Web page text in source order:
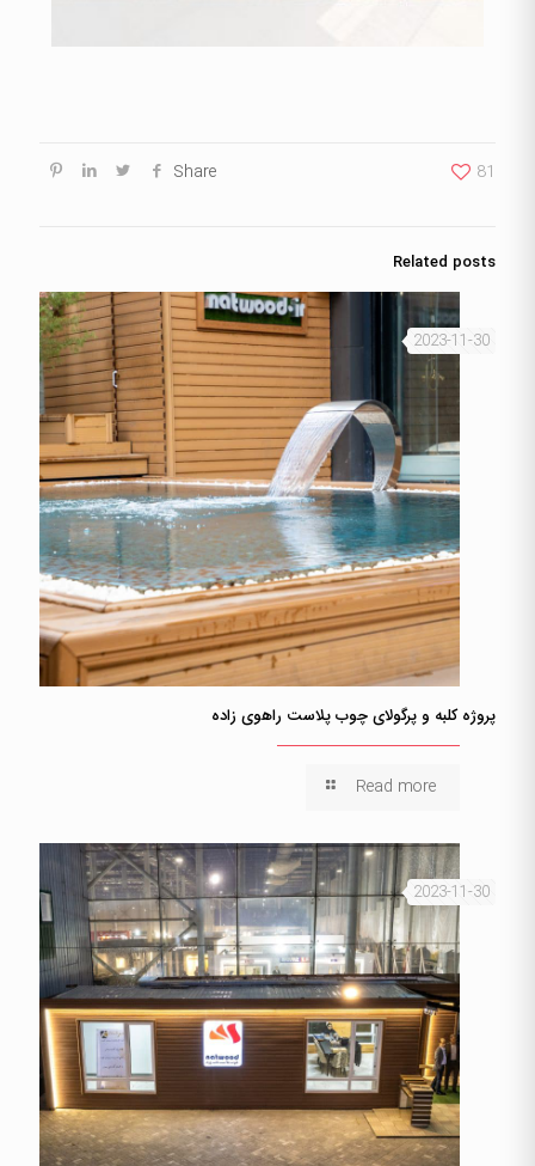
Share 81
Related posts
2023-11-30
پروژه کلبه و پرگولای چوب پلاست راهوی زاده
Read more
2023-11-30